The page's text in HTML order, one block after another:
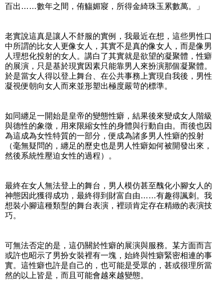
百出……數年之間，侑觴媚寢，所得金綺珠玉累數萬。」
老實說這真是讓人不舒服的實例，我最近在想，這些男性口
中所謂的比女人更像女人，其實不是真的像女人，而是像男
人理想化投射的女人。講白了其實就是欲望的凝聚體，性癖
的展演，只是基於現實因素只能靠男人來扮演那個凝聚體。
於是當女人得以登上舞台、在公共事務上實現自我後，男性
凝視便朝向女人而來並形塑出極度嚴苛的標準。
如同纏足一開始是皇帝的變態性癖，結果後來變成女人階級
與德性的象徵，用來限縮女性的身體與行動自由。而後也因
為這成為女性特質的一部分，便成為諸多男人性癖的投射
（毫無疑問的，纏足的歷史也是男人性癖如何被開發出來，
然後系統性壓迫女性的過程）。
最終在女人無法登上的舞台，男人模仿甚至醜化小腳女人的
神態因此獲得成功，最終得到財富自由……有趣得諷刺。我
想裝小腳這種類型的舞台表演，裡頭肯定存在精緻的表演技
巧。
可無法否定的是，這仍關於性癖的展演與服務。某方面而言
或許也昭示了男扮女裝裡有一塊，始終與性癖緊密相連的事
實。這性癖也許是自己的，也可能是受眾的，甚或很理所當
然的以上皆是，而且可能會越來越變態。